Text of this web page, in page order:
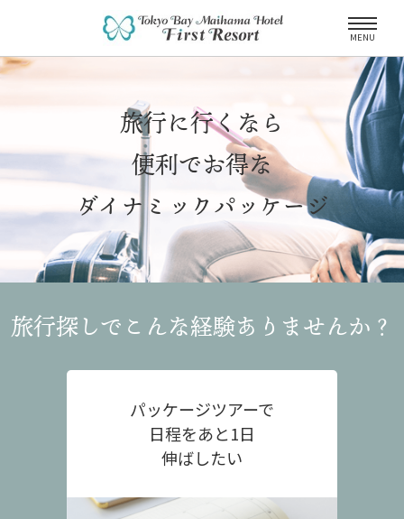
MENU
旅行に行くなら
便利でお得な
ダイナミックパッケージ
旅行探しでこんな経験ありませんか？
パッケージツアーで
日程をあと1日
伸ばしたい